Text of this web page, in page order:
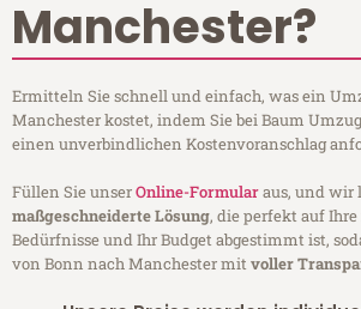
Manchester?
Ermitteln Sie schnell und einfach, was ein
Manchester kostet, indem Sie bei Baum
einen unverbindlichen Kostenvoranschlag
Füllen Sie unserOnline-Formularaus, und wir
maßgeschneiderte Lösung, die perfekt auf
Bedürfnisse und Ihr Budget abgestimmt ist,
von Bonn nach Manchester mitvoller